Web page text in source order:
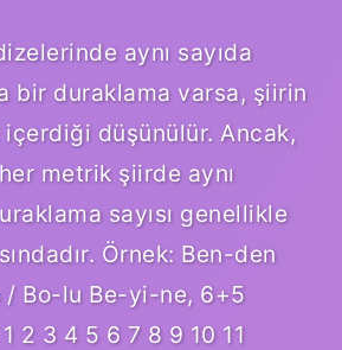
aynı sayıda
bir duraklama varsa, şiirin
düşünülür. Ancak,
metrik şiirde aynı
sayısı genellikle
Örnek: Ben-den
Bo-lu Be-yi-ne, 6+5
2 3 4 5 6 7 8 9 10 11